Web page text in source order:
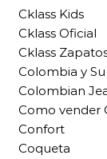
Cklass Kids
Cklass Oficial
Cklass
Colombia y
Colombian
Como vender
Confort
Coqueta